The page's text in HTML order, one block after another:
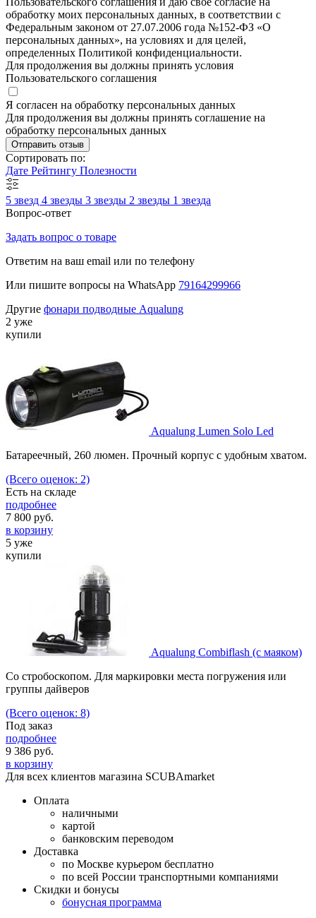
обработку моих персональных данных, в соответствии с
Федеральным законом от 27.07.2006 года №152-ФЗ «О
персональных данных», на условиях и для целей,
определенных Политикой конфиденциальности.
Для продолжения вы должны принять условия
Пользовательского соглашения
Я согласен на обработку персональных данных
Для продолжения вы должны принять соглашение на
обработку персональных данных
Отправить отзыв
Сортировать по:
Дате Рейтингу Полезности
5 звезд 4 звезды 3 звезды 2 звезды 1 звезда
Вопрос-ответ
Задать вопрос о товаре
Ответим на ваш email или по телефону
Или пишите вопросы на WhatsApp 79164299966
Другие фонари подводные Aqualung
2 уже
купили
Aqualung Lumen Solo Led
Батареечный, 260 люмен. Прочный корпус с удобным хватом.
(Всего оценок: 2)
Есть на складе
подробнее
7 800 руб.
в корзину
5 уже
купили
Aqualung Combiflash (с маяком)
Со стробоскопом. Для маркировки места погружения или
группы дайверов
(Всего оценок: 8)
Под заказ
подробнее
9 386 руб.
в корзину
Для всех клиентов магазина SCUBAmarket
Оплата
наличными
картой
банковским переводом
Доставка
по Москве курьером бесплатно
по всей России транспортными компаниями
Скидки и бонусы
бонусная программа